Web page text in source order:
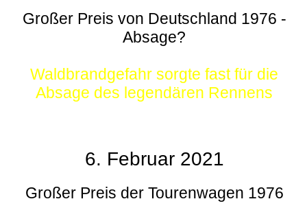
Großer Preis von Deutschland 1976 -
Absage?
Waldbrandgefahr sorgte fast für die
Absage des legendären Rennens
6. Februar 2021
Großer Preis der Tourenwagen 1976